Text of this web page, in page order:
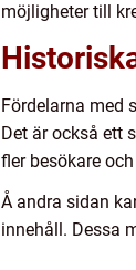
möjligheter till
Fördelarna med
Det är också ett
fler besökare
Å andra sidan
innehåll. Dessa